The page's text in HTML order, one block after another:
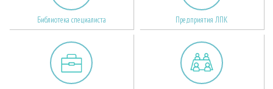
Библиотека специалиста Предприятия ЛПК